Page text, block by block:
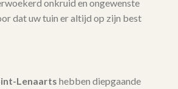
onkruid en ongewenste
dat uw tuin er altijd op zijn best
Lenaarts hebben diepgaande